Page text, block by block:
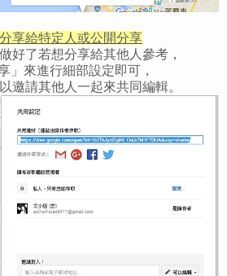
享給特定人或公開分享
好了若想分享給其他人參考，
」來進行細部設定即可，
邀請其他人一起來共同編輯。